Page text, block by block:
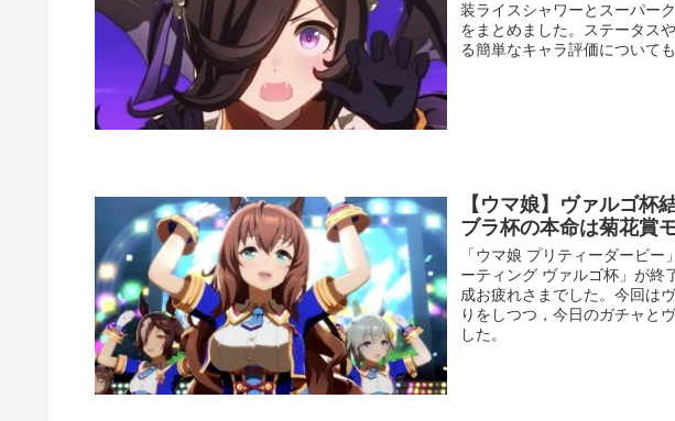
装ライスシャワーとスーパー
をまとめました。ステータス
る簡単なキャラ評価について
【ウマ娘】ヴァルゴ杯
ブラ杯の本命は菊花賞
「ウマ娘 プリティーダービ
ーティング ヴァルゴ杯」が終
成お疲れさまでした。今回は
りをしつつ，今日のガチャと
した。